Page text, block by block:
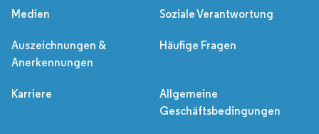
Medien Soziale Verantwortung
Auszeichnungen &
Anerkennungen
Häufige Fragen
Karriere
Allgemeine
Geschäftsbedingungen